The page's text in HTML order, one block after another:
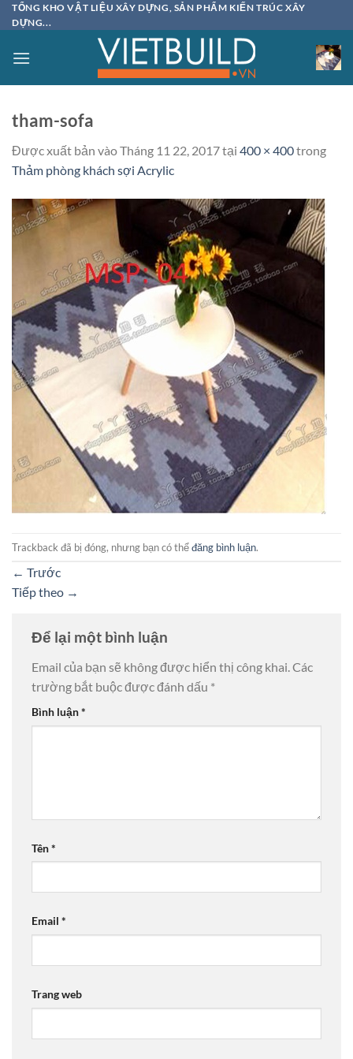
Bỏ
qua
dung
TỔNG KHO VẬT LIỆU XÂY DỰNG, SẢN PHẨM KIẾN TRÚC XÂY
DỰNG...
tham-sofa
Được xuất bản vàoTháng 11 22, 2017tại 400 × 400trong
Thảm phòng khách sợi Acrylic
Trackback đã bị đóng, nhưng bạn có thểđăng bình luận.
← Trước
Tiếp theo →
Để lại một bình luận
Email của bạn sẽ không được hiển thị công khai.Các
trường bắt buộc được đánh dấu *
Bình luận*
Tên*
Email *
Trang web